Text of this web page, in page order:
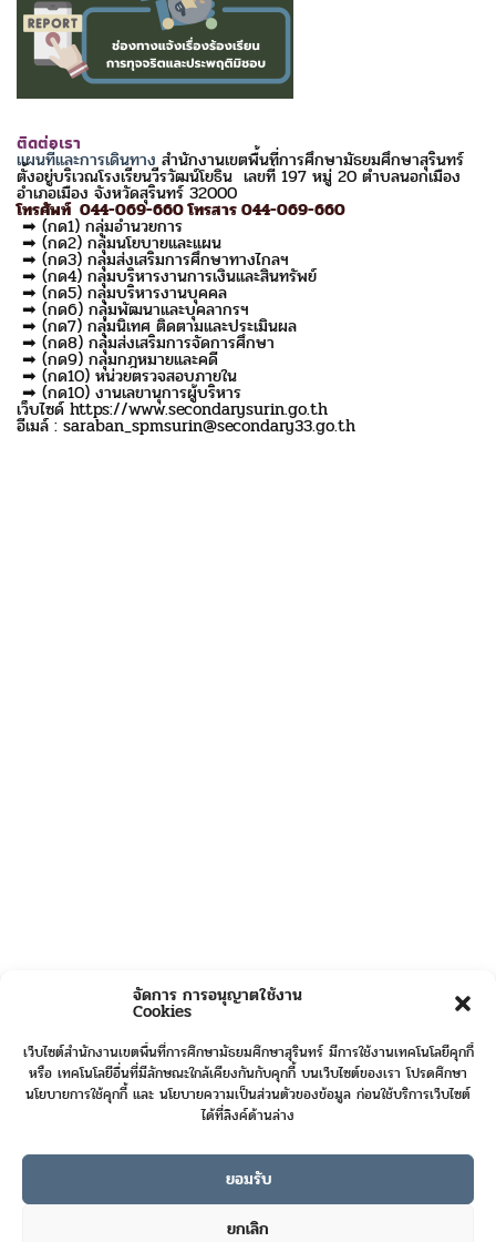
จัดการ การอนุญาตใช้งาน
Cookies
เว็บไซต์สำนักงานเขตพื้นที่การศึกษามัธยมศึกษาสุรินทร์ มีการใช้งานเทคโนโลยีคุกกี้
หรือ เทคโนโลยีอื่นที่มีลักษณะใกล้เคียงกันกับคุกกี้ บนเว็บไซต์ของเรา โปรดศึกษา
นโยบายการใช้คุกกี้ และ นโยบายความเป็นส่วนตัวของข้อมูล ก่อนใช้บริการเว็บไซต์
ได้ที่ลิงค์ด้านล่าง
ยอมรับ
ยกเลิก
ติดต่อเรา
แผนที่และการเดินทางสำนักงานเขตพื้นที่การศึกษามัธยมศึกษาสุรินทร์
ตั้งอยู่บริเวณโรงเรียนวีรวัฒน์โยธิน เลขที่ 197 หมู่ 20 ตำบลนอกเมือง
อำเภอเมือง จังหวัดสุรินทร์ 32000
โทรศัพท์ 044-069-660 โทรสาร 044-069-660
➡ (กด1) กลุ่มอำนวยการ
➡ (กด2) กลุ่มนโยบายและแผน
➡ (กด3) กลุ่มส่งเสริมการศึกษาทางไกลฯ
➡ (กด4) กลุ่มบริหารงานการเงินและสินทรัพย์
➡ (กด5) กลุ่มบริหารงานบุคคล
➡ (กด6) กลุ่มพัฒนาและบุคลากรฯ
➡ (กด7) กลุ่มนิเทศ ติดตามและประเมินผล
➡ (กด8) กลุ่มส่งเสริมการจัดการศึกษา
➡ (กด9) กลุ่มกฎหมายและคดี
➡ (กด10) หน่วยตรวจสอบภายใน
➡ (กด10) งานเลขานุการผู้บริหาร
เว็บไซด์ https://www.secondarysurin.go.th
อีเมล์ : saraban_spmsurin@secondary33.go.th